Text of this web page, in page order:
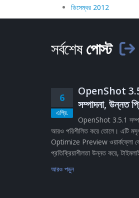
ডিসেম্বর 2012
সর্বশেষপোস্ট
6
এপ্রি.
OpenShot
সম্পাদনা, উন্নত
OpenShot 3.5.1
আরও পরিশীলিত করে তোলে। এটি মসৃণ
Optimize Preview ওয়ার্কফ্লো
প্রতিক্রিয়াশীলতা উন্নত করে,
আরও পড়ুন